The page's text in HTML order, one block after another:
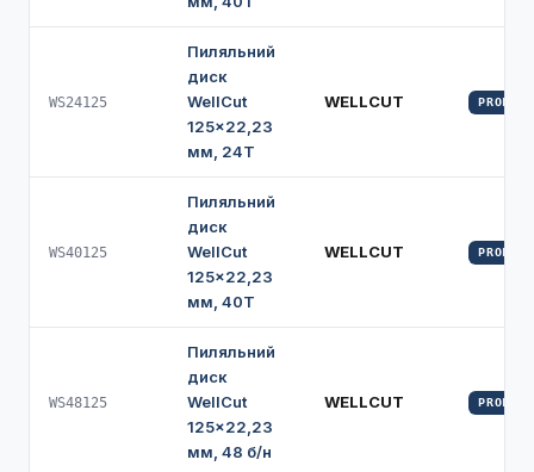
WS24125
Пиляльний
диск
WellCut
125×22,23
мм, 24Т
WELLCUT PROFI
WS40125
Пиляльний
диск
WellCut
125×22,23
мм, 40Т
WELLCUT PROFI
WS48125
Пиляльний
диск
WellCut
125×22,23
мм, 48 б/н
WELLCUT PROFI